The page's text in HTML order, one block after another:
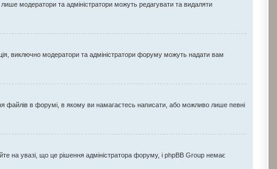
модератори та адміністратори можуть редагувати та видаляти
виключно модератори та адміністратори форуму можуть надати вам
файлів в форумі, в якому ви намагаєтесь написати, або можливо лише певні
на увазі, що це рішення адміністратора форуму, і phpBB Group немає